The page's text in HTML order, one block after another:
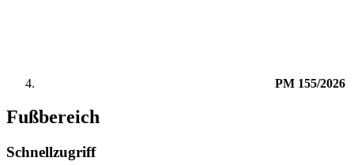
PM 155/2026
Fußbereich
Schnellzugriff